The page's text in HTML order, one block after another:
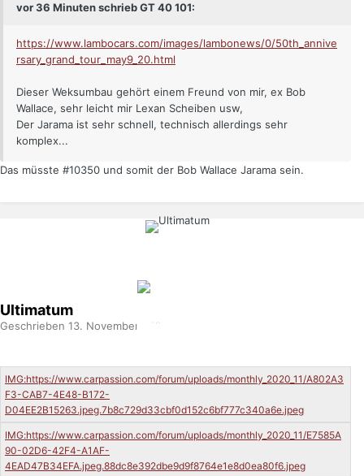
vor 36 Minuten schrieb GT 40 101:
https://www.lambocars.com/images/lambonews/0/50th_annive
rsary_grand_tour_may9_20.html
Dieser Weksumbau gehört einem Freund von mir, ex Bob
Wallace, sehr leicht mir Lexan Scheiben usw,
Der Jarama ist sehr schnell, technisch allerdings sehr
komplex...
Das müsste #10350 und somit der Bob Wallace Jarama sein.
Ultimatum
Geschrieben 13. November 2020